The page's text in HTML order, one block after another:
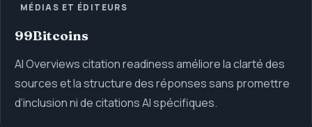
MÉDIAS ET ÉDITEURS
99Bitcoins
AI Overviews citation readiness améliore la clarté des
sources et la structure des réponses sans promettre
d’inclusion ni de citations AI spécifiques.